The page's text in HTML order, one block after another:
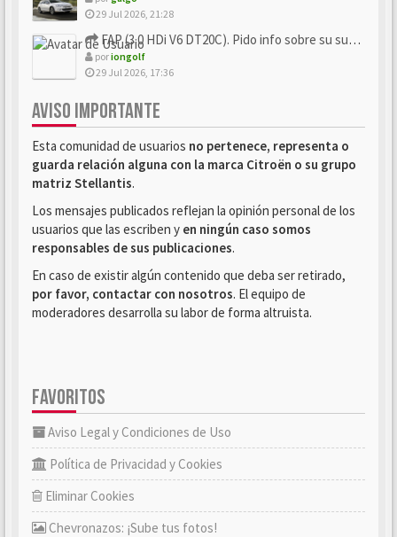
29 Jul 2026, 21:28
FAP (3.0 HDi V6 DT20C). Pido info sobre su sustitución
poriongolf
29 Jul 2026, 17:36
AVISO IMPORTANTE
Esta comunidad de usuarios no pertenece, representa o
guarda relación alguna con la marca Citroën o su grupo
matriz Stellantis.
Los mensajes publicados reflejan la opinión personal de los
usuarios que las escriben y en ningún caso somos
responsables de sus publicaciones.
En caso de existir algún contenido que deba ser retirado,
por favor, contactar con nosotros. El equipo de
moderadores desarrolla su labor de forma altruista.
FAVORITOS
Aviso Legal y Condiciones de Uso
Política de Privacidad y Cookies
Eliminar Cookies
Chevronazos: ¡Sube tus fotos!